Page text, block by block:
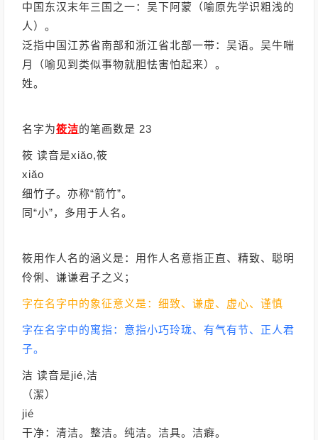
中国东汉末年三国之一：吴下阿蒙（喻原先学识粗浅的
人）。
泛指中国江苏省南部和浙江省北部一带：吴语。吴牛喘
月（喻见到类似事物就胆怯害怕起来）。
姓。
名字为筱洁的笔画数是 23
筱 读音是xiǎo,筱
xiǎo
细竹子。亦称“箭竹”。
同“小”，多用于人名。
筱用作人名的涵义是：用作人名意指正直、精致、聪明
伶俐、谦谦君子之义；
字在名字中的象征意义是：细致、谦虚、虚心、谨慎
字在名字中的寓指：意指小巧玲珑、有气有节、正人君
子。
洁 读音是jié,洁
（潔）
jié
干净：清洁。整洁。纯洁。洁具。洁癖。